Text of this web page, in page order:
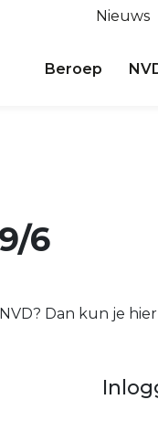
Nieuws
Beroep
6
Dan kun je